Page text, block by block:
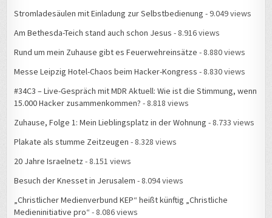
Stromladesäulen mit Einladung zur Selbstbedienung - 9.049 views
Am Bethesda-Teich stand auch schon Jesus - 8.916 views
Rund um mein Zuhause gibt es Feuerwehreinsätze - 8.880 views
Messe Leipzig Hotel-Chaos beim Hacker-Kongress - 8.830 views
#34C3 – Live-Gespräch mit MDR Aktuell: Wie ist die Stimmung, wenn
15.000 Hacker zusammenkommen? - 8.818 views
Zuhause, Folge 1: Mein Lieblingsplatz in der Wohnung - 8.733 views
Plakate als stumme Zeitzeugen - 8.328 views
20 Jahre Israelnetz - 8.151 views
Besuch der Knesset in Jerusalem - 8.094 views
„Christlicher Medienverbund KEP“ heißt künftig „Christliche
Medieninitiative pro“ - 8.086 views